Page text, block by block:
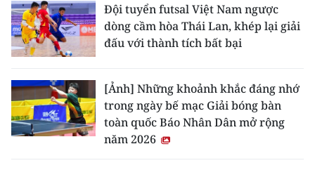
Đội tuyển futsal Việt Nam ngược
dòng cầm hòa Thái Lan, khép lại giải
đấu với thành tích bất bại
[Ảnh] Những khoảnh khắc đáng nhớ
trong ngày bế mạc Giải bóng bàn
toàn quốc Báo Nhân Dân mở rộng
năm 2026